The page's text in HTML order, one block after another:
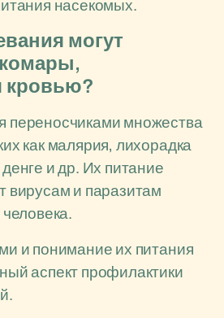
насекомых.
могут
кровью?
переносчиками множества
как малярия, лихорадка
и др. Их питание
вирусам и паразитам
и понимание их питания
аспект профилактики